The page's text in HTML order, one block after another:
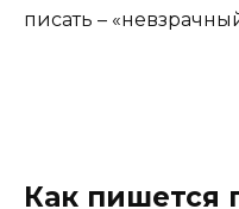
писать –
Как пишется